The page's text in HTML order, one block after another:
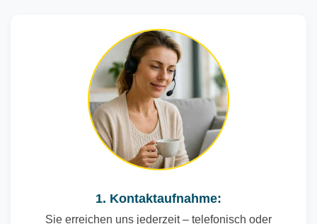
1. Kontaktaufnahme:
Sie erreichen uns jederzeit – telefonisch oder